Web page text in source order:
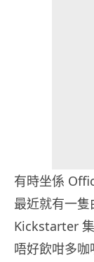
有時坐係
最近就有一
Kickstarter
唔好飲咁多